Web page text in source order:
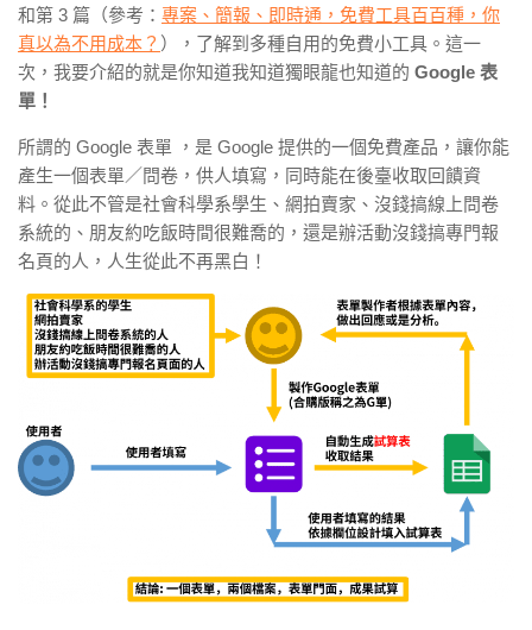
和第 3 篇（參考： 專案、簡報、即時通，免費工具百百種，你
真以為不用成本？ ），了解到多種自用的免費小工具。這一
次，我要介紹的就是你知道我知道獨眼龍也知道的 Google 表
單！
所謂的 Google 表單 ，是 Google 提供的一個免費產品，讓你能
產生一個表單／問卷，供人填寫，同時能在後臺收取回饋資
料。從此不管是社會科學系學生、網拍賣家、沒錢搞線上問卷
系統的、朋友約吃飯時間很難喬的，還是辦活動沒錢搞專門報
名頁的人，人生從此不再黑白！